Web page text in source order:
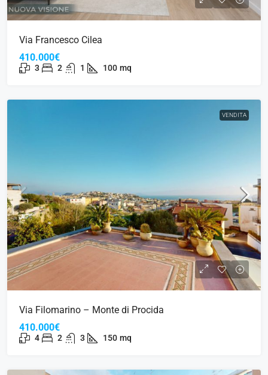
Via Francesco Cilea
410.000€
3 2 1 100 mq
VENDITA
Via Filomarino – Monte di Procida
410.000€
4 2 3 150 mq